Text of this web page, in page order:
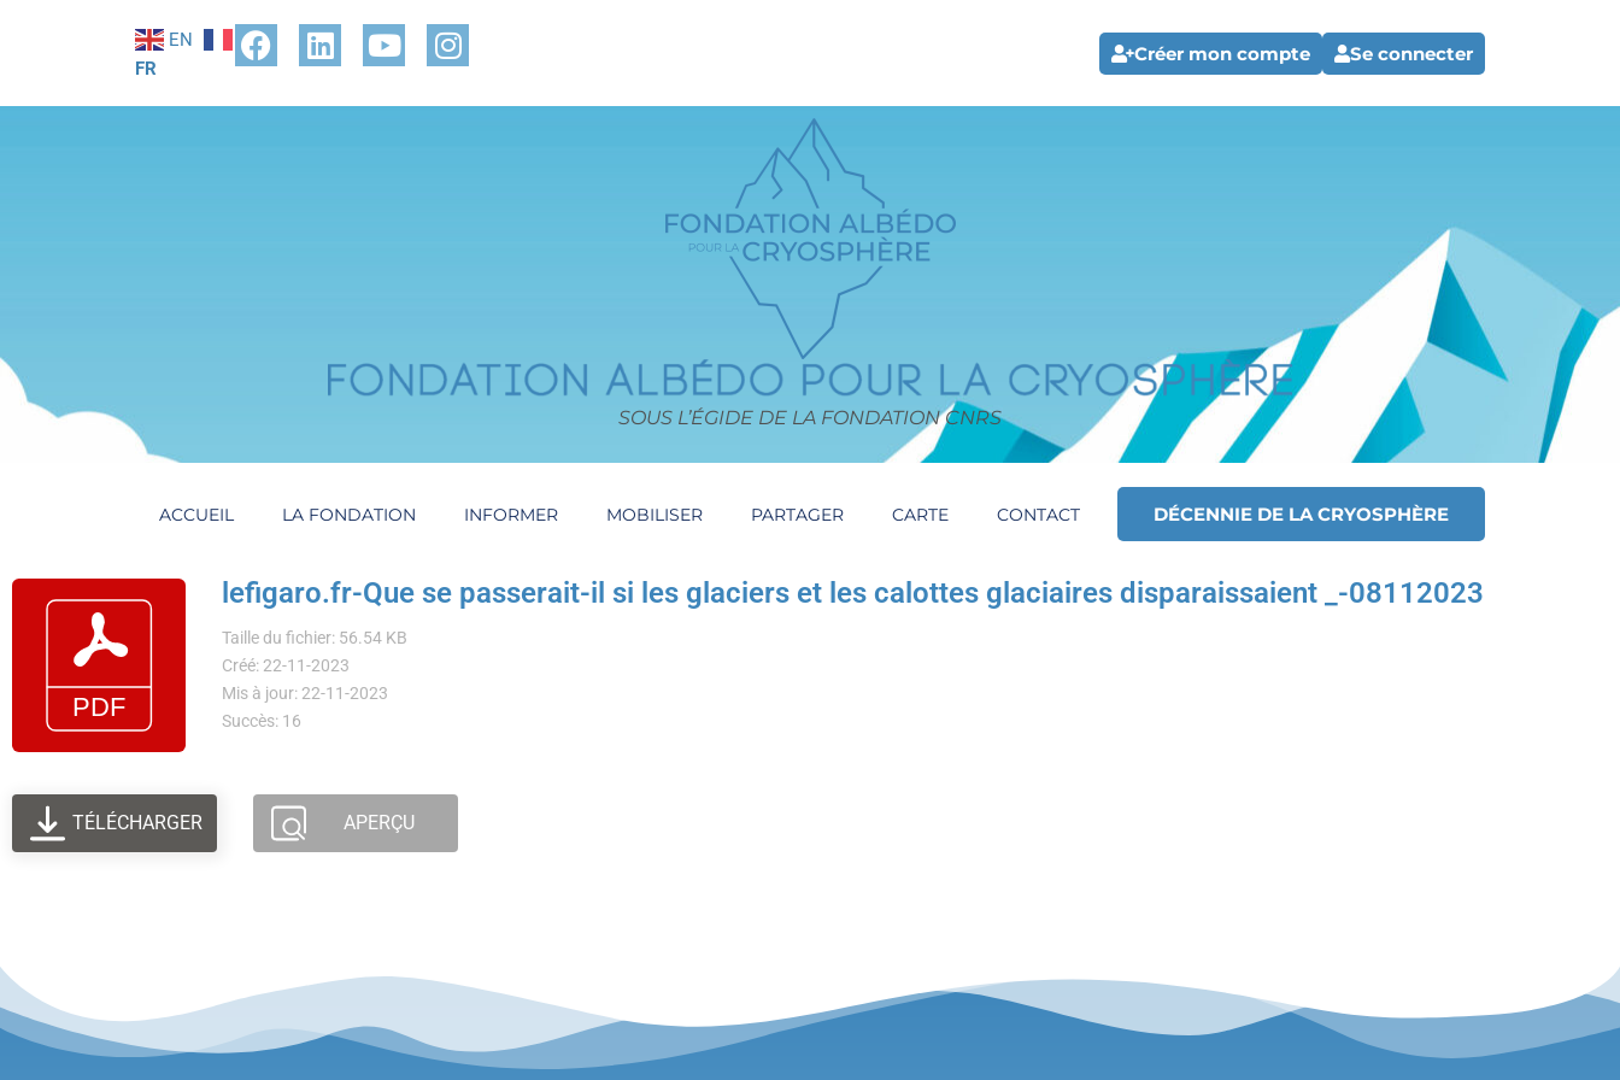
EN
FR
Créer mon compte Se connecter
SOUS L’ÉGIDE DE LA FONDATION CNRS
ACCUEIL LA FONDATION INFORMER MOBILISER PARTAGER CARTE CONTACT DÉCENNIE DE LA CRYOSPHÈRE
lefigaro.fr-Que se passerait-il si les glaciers et les calottes glaciaires disparaissaient _-08112023
Taille du fichier: 56.54 KB
Créé: 22-11-2023
Mis à jour: 22-11-2023
Succès: 16
TÉLÉCHARGER APERÇU